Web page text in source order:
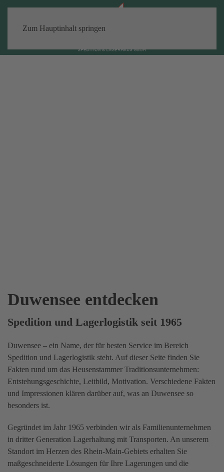
Zum Hauptinhalt springen
Duwensee entdecken
Spedition und Lagerlogistik seit 1965
Duwensee – ein Name, der für besten Service im Bereich
Spedition und Lagerlogistik steht. Auf dieser Seite finden Sie
Fakten rund um das Heusenstammer Traditionsunternehmen:
Entstehungsgeschichte, Leitbild, Motivation. Verschiedene Fakten
und Impressionen klären darüber auf, was an Duwensee so
besonders ist.
Gegründet im Jahr 1965 verbinden wir als Familienunternehmen
in dritter Generation Lagerhaltung mit Transporten. An unserem
Standort im Herzen des Rhein-Main-Gebiets erhalten Sie
maßgeschneiderte Lösungen für Ihre Lagerungen und die